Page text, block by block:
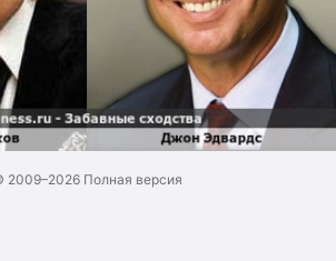
авторизация
2009–2026 Полная версия